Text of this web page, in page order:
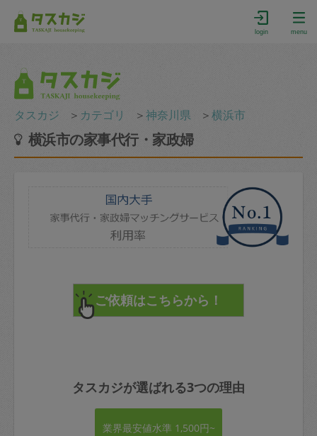
login menu
タスカジ ＞ カテゴリ ＞神奈川県 ＞横浜市
横浜市の家事代行・家政婦
タスカジが選ばれる3つの理由
業界最安値水準 1,500円~